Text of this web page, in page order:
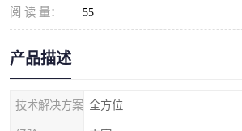
阅 读 量： 55
产品描述
技术解决方案 全方位